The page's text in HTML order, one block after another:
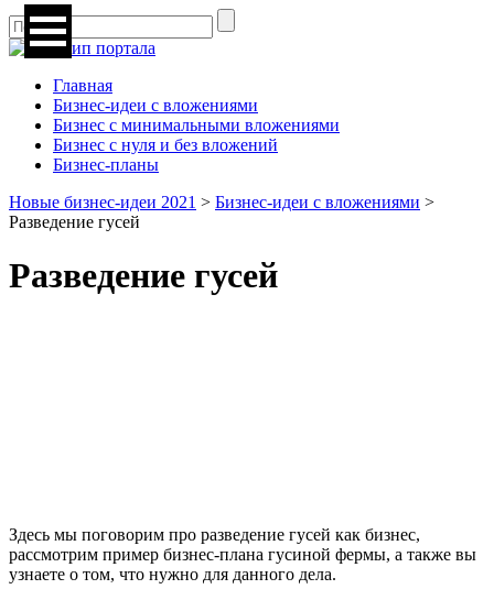
Главная
Бизнес-идеи с вложениями
Бизнес с минимальными вложениями
Бизнес с нуля и без вложений
Бизнес-планы
Новые бизнес-идеи 2021 > Бизнес-идеи с вложениями >
Разведение гусей
Разведение гусей
Здесь мы поговорим про разведение гусей как бизнес,
рассмотрим пример бизнес-плана гусиной фермы, а также вы
узнаете о том, что нужно для данного дела.